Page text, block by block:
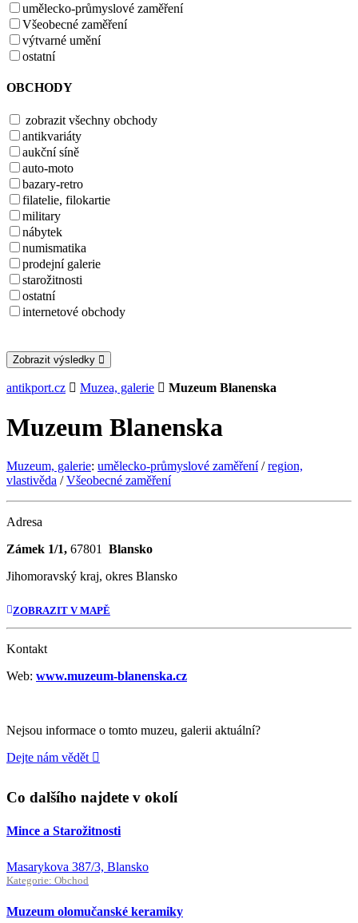
umělecko-průmyslové zaměření
Všeobecné zaměření
výtvarné umění
ostatní
OBCHODY
zobrazit všechny obchody
antikvariáty
aukční síně
auto-moto
bazary-retro
filatelie, filokartie
military
nábytek
numismatika
prodejní galerie
starožitnosti
ostatní
internetové obchody
Zobrazit výsledky
antikport.cz Muzea, galerie Muzeum Blanenska
Muzeum Blanenska
Muzeum, galerie: umělecko-průmyslové zaměření/region,
vlastivěda /Všeobecné zaměření
Adresa
Zámek 1/1, 67801 Blansko
Jihomoravský kraj, okres Blansko
ZOBRAZIT V MAPĚ
Kontakt
Web: www.muzeum-blanenska.cz
Nejsou informace o tomto muzeu, galerii aktuální?
Dejte nám vědět
Co dalšího najdete v okolí
Mince a Starožitnosti
Masarykova 387/3, Blansko
Kategorie: Obchod
Muzeum olomučanské keramiky